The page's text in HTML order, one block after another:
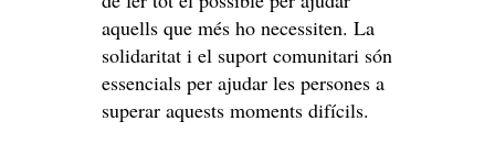
aquells que més ho necessiten. La
solidaritat i el suport comunitari són
essencials per ajudar les persones a
superar aquests moments difícils.